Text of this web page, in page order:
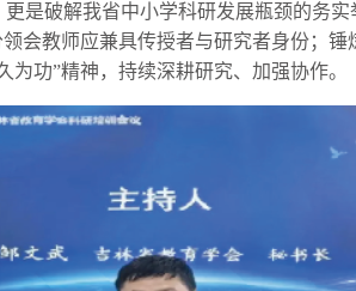
是破解我省中小学科研发展瓶颈的务
会教师应兼具传授者与研究者身份；锤
功”精神，持续深耕研究、加强协作。